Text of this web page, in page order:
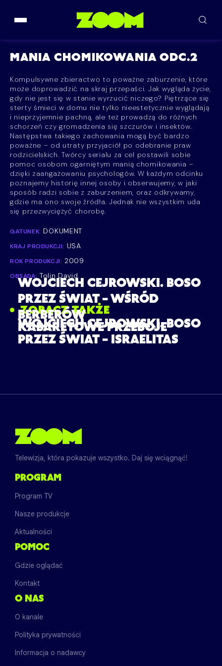
MANIA CHOMIKOWANIA ODC.2
Kompulsywne zbieractwo to poważne zaburzenie, które
może doprowadzić na skraj przepaści. Jak wygląda życie,
gdy nie jest się w stanie wyrzucić niczego? Piętrzące się
sterty śmieci w domu nie tylko nieestetycznie wyglądają
i nieprzyjemnie pachną, ale też prowadzą do różnych
schorzeń czy gromadzenia się szczurów i insektów.
Następstwa takiego zachowania mogą być bardzo
poważne – od utraty przyjaciół po odebranie praw
rodzicielskich. Twórcy serialu za cel postawili sobie
pomoc osobom ogarniętym manią chomikowania –
dzięki zaangażowaniu psychologów. W każdym odcinku
poznajemy historię innej osoby i obserwujemy, w jaki
sposób radzi sobie z zaburzeniem, oraz odkrywamy,
gdzie ma ono swoje źródła. Jednak nie wszystkim uda
się przezwyciężyć chorobę.
GATUNEK: DOKUMENT
KRAJ PRODUKCJI: USA
ROK PRODUKCJI: 2009
OBSADA: Tolin David
ZOBACZ TAKŻE
WOJCIECH CEJROWSKI. BOSO
PRZEZ ŚWIAT – WŚRÓD
BERBERÓW
KABARETOWE PRZEBOJE
WOJCIECH CEJROWSKI. BOSO
PRZEZ ŚWIAT – ISRAELITAS
Telewizja, która pokazuje wszystko. Daj się wciągnąć!
PROGRAM
Program TV
Nasze produkcje
Aktualności
POMOC
Gdzie oglądać
Kontakt
O NAS
O kanale
Polityka prywatności
Informacja o nadawcy